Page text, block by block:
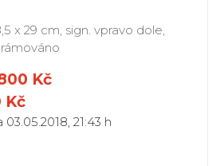
x 29 cm, sign. vpravo dole,
Kč
Kč
21:43 h